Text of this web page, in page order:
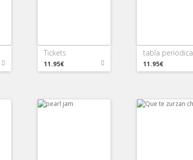
Tickets
11.95€
tabla periodica
11.95€